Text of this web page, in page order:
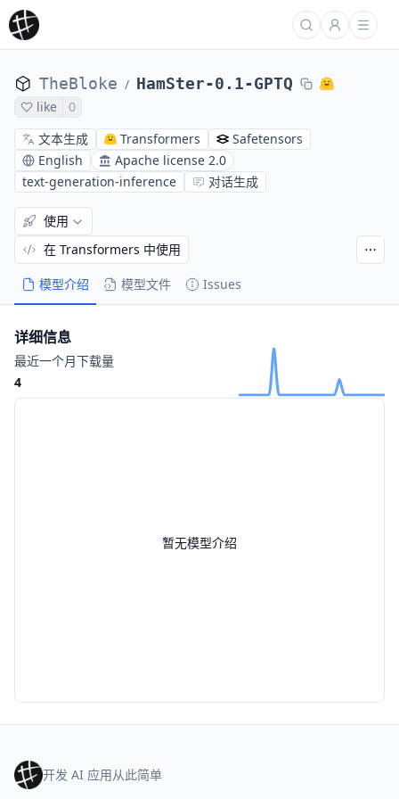
TheBloke / HamSter-0.1-GPTQ
like
0
文本生成
Transformers
Safetensors
English
Apache license 2.0
text-generation-inference
对话生成
模型介绍 模型文件 Issues
使用
在 Transformers 中使用
暂无模型介绍
详细信息
最近一个月下载量
4
开发 AI 应用从此简单